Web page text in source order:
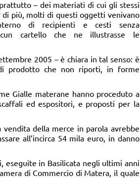
– dei materiati di cui gli stessi
di più, molti di questi oggetti venivano
di recipienti e cesti senza
cartello che ne illustrasse le
2005 – è chiara in tal senso: è
prodotto che non riporti, in forme
Gialle materane hanno proceduto a
ed espositori, e proposti per la
della merce in parola avrebbe
all’incirca 54 mila euro, in danno
eseguite in Basilicata negli ultimi anni
di Commercio di Matera, il quale